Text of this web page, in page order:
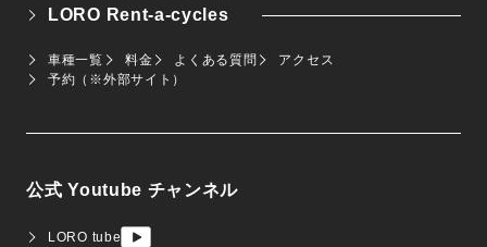
LORO Rent-a-cycles
車種一覧 料金 よくある質問
アクセス
予約（※外部サイト）
公式 Youtube チャンネル
LORO tube